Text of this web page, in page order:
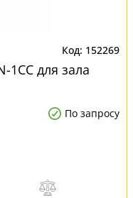
152269
1CC для зала
По запросу